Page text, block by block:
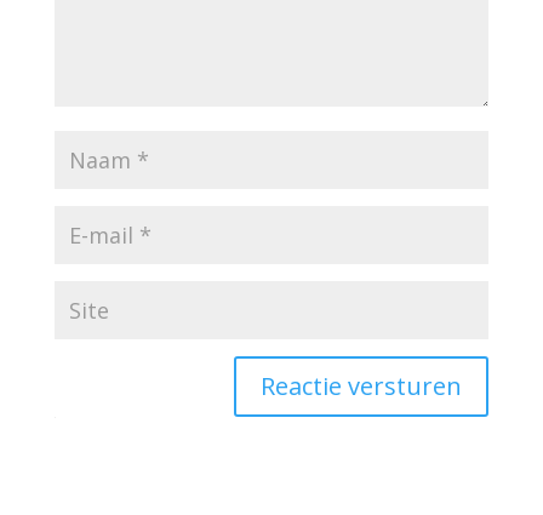
Reactie versturen